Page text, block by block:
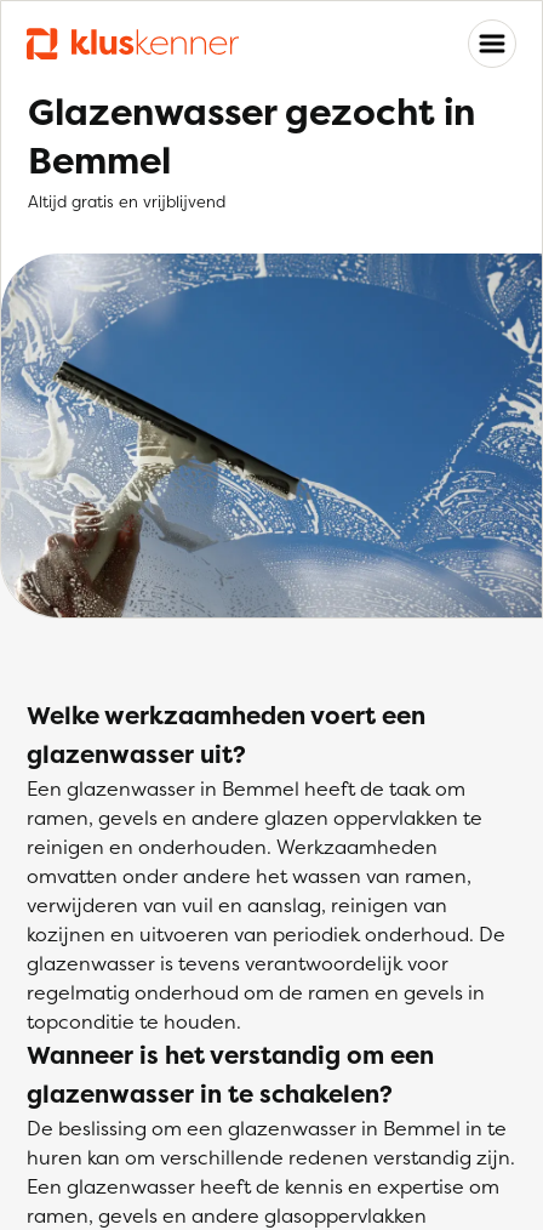
Glazenwasser gezocht in
Bemmel
Altijd gratis en vrijblijvend
Welke werkzaamheden voert een
glazenwasser uit?
Een glazenwasser in Bemmel heeft de taak om
ramen, gevels en andere glazen oppervlakken te
reinigen en onderhouden. Werkzaamheden
omvatten onder andere het wassen van ramen,
verwijderen van vuil en aanslag, reinigen van
kozijnen en uitvoeren van periodiek onderhoud. De
glazenwasser is tevens verantwoordelijk voor
regelmatig onderhoud om de ramen en gevels in
topconditie te houden.
Wanneer is het verstandig om een
glazenwasser in te schakelen?
De beslissing om een glazenwasser in Bemmel in te
huren kan om verschillende redenen verstandig zijn.
Een glazenwasser heeft de kennis en expertise om
ramen, gevels en andere glasoppervlakken